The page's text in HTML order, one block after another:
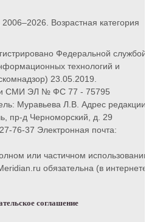
2006–2026. Возрастная категория
Федеральной службой
технологий и
23.05.2019.
СМИ ЭЛ № ФС 77 - 75795
Муравьева Л.В. Адрес
пр-д Черноморский, д. 29
76-37 Электронная почта:
или частичном
обязательна (в
соглашение